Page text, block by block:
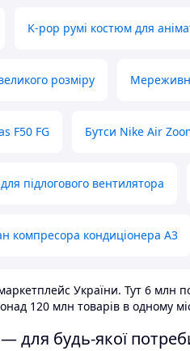
K-pop румі костюм для
розміру
F50 FG Бутси Nike Air
підлогового вентилятора
компресора кондиціонера А3
України. Тут 6 млн
120 млн товарів в одному
для будь-якої